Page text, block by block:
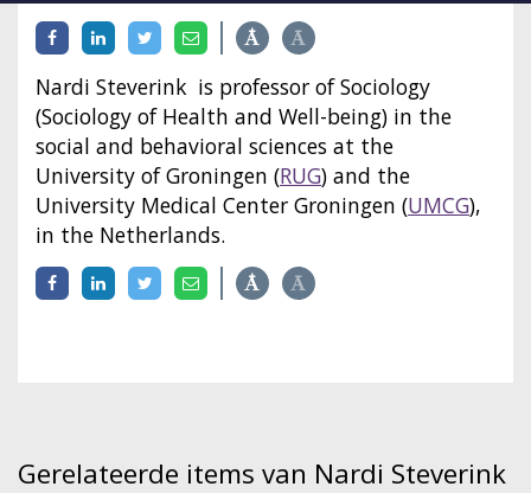
Nardi Steverink is professor of Sociology
(Sociology of Health and Well-being) in the
social and behavioral sciences at the
University of Groningen (RUG) and the
University Medical Center Groningen (UMCG),
in the Netherlands.
Gerelateerde items van Nardi Steverink